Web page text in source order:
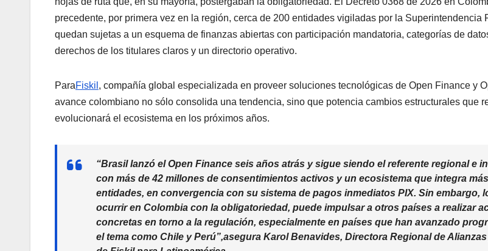
precedente, por primera vez en la región, cerca de 200 entidades vigiladas por la Superintendencia
quedan sujetas a un esquema de finanzas abiertas con participación mandatoria, categorías de
derechos de los titulares claros y un directorio operativo.
ParaFiskil , compañía global especializada en proveer soluciones tecnológicas de Open Finance y
avance colombiano no sólo consolida una tendencia, sino que potencia cambios estructurales que
evolucionará el ecosistema en los próximos años.
“Brasil lanzó el Open Finance seis años atrás y sigue siendo el referente regional e
con más de 42 millones de consentimientos activos y un ecosistema que integra
entidades, en convergencia con su sistema de pagos inmediatos PIX. Sin embargo,
ocurrir en Colombia con la obligatoriedad, puede impulsar a otros países a realizar
concretas en torno a la regulación, especialmente en países que han avanzado
el tema como Chile y Perú”,asegura Karol Benavides, Directora Regional de